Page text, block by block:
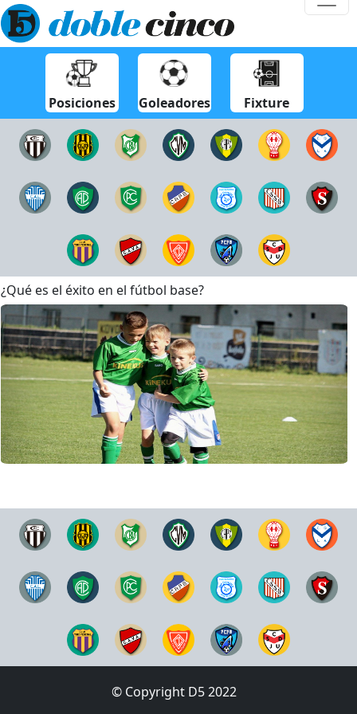
Posiciones Goleadores Fixture
¿Qué es el éxito en el fútbol base?
© Copyright D5 2022